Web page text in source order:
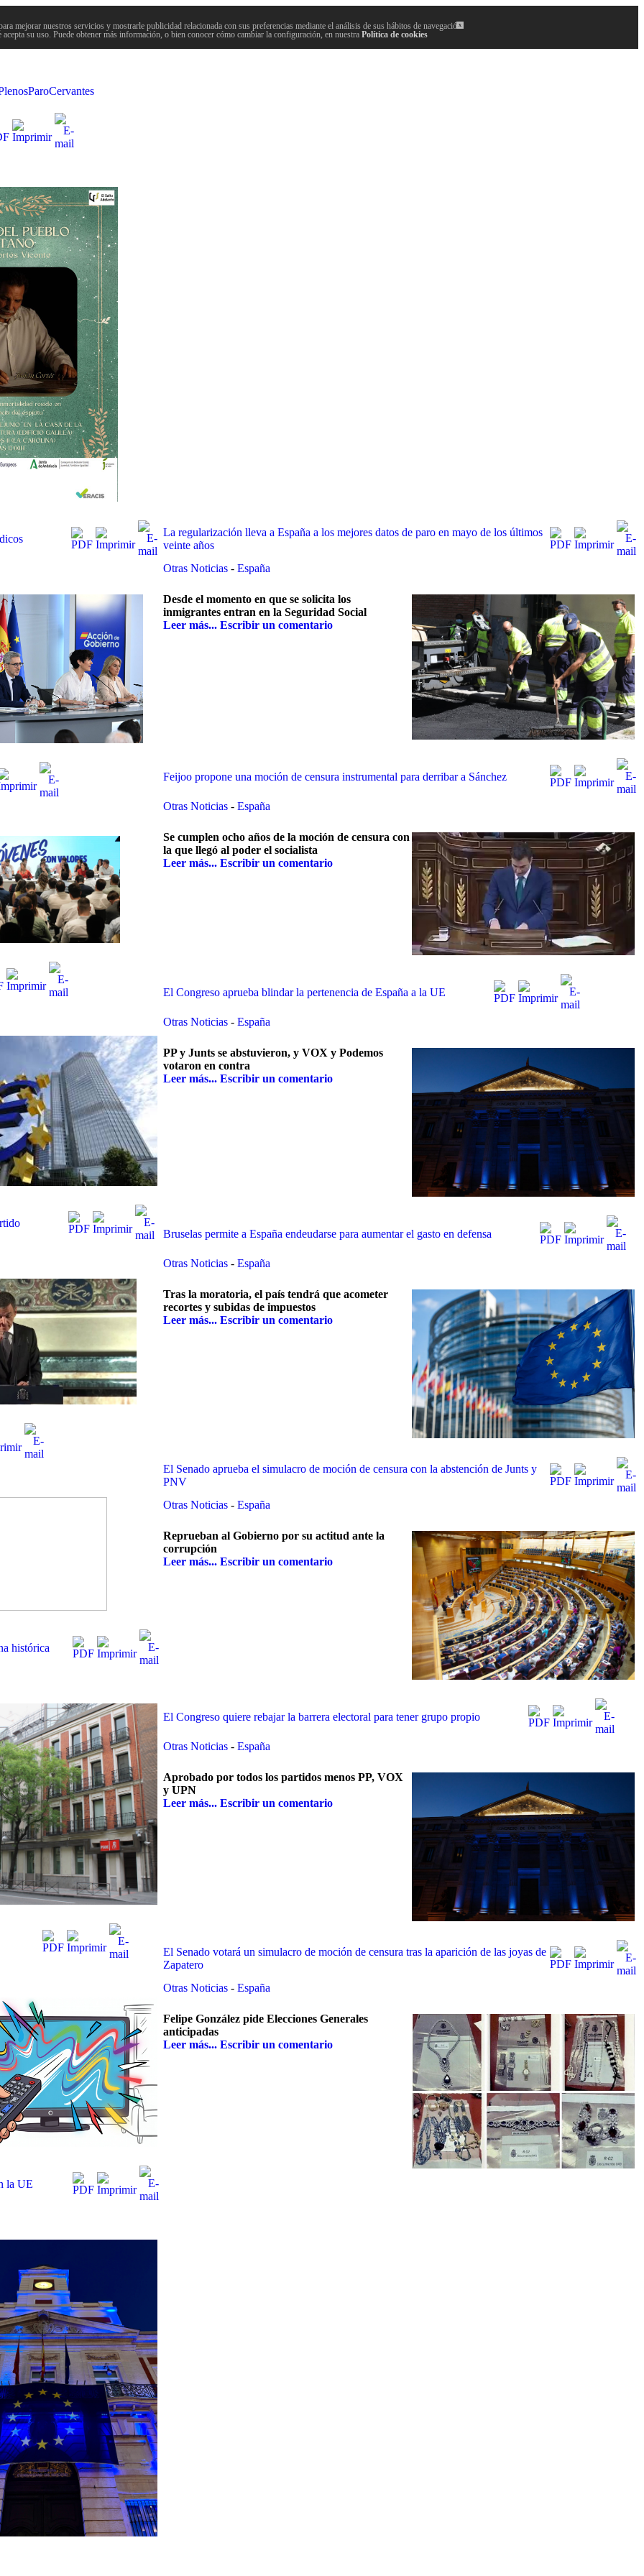
x
mejorar nuestros servicios y mostrarle publicidad relacionada con sus preferencias mediante el análisis de sus hábitos de navegación.
su uso. Puede obtener más información, o bien conocer cómo cambiar la configuración, en nuestra Política de cookies
ParoCervantes
histórica
la UE
La regularización lleva a España a los mejores datos de paro en mayo de los últimos
veinte años
Otras Noticias - España
Desde el momento en que se solicita los
inmigrantes entran en la Seguridad Social
Leer más... Escribir un comentario
Feijoo propone una moción de censura instrumental para derribar a Sánchez
Otras Noticias - España
Se cumplen ocho años de la moción de censura con
la que llegó al poder el socialista
Leer más... Escribir un comentario
El Congreso aprueba blindar la pertenencia de España a la UE
Otras Noticias - España
PP y Junts se abstuvieron, y VOX y Podemos
votaron en contra
Leer más... Escribir un comentario
Bruselas permite a España endeudarse para aumentar el gasto en defensa
Otras Noticias - España
Tras la moratoria, el país tendrá que acometer
recortes y subidas de impuestos
Leer más... Escribir un comentario
El Senado aprueba el simulacro de moción de censura con la abstención de Junts y
PNV
Otras Noticias - España
Reprueban al Gobierno por su actitud ante la
corrupción
Leer más... Escribir un comentario
El Congreso quiere rebajar la barrera electoral para tener grupo propio
Otras Noticias - España
Aprobado por todos los partidos menos PP, VOX
y UPN
Leer más... Escribir un comentario
El Senado votará un simulacro de moción de censura tras la aparición de las joyas de
Zapatero
Otras Noticias - España
Felipe González pide Elecciones Generales
anticipadas
Leer más... Escribir un comentario